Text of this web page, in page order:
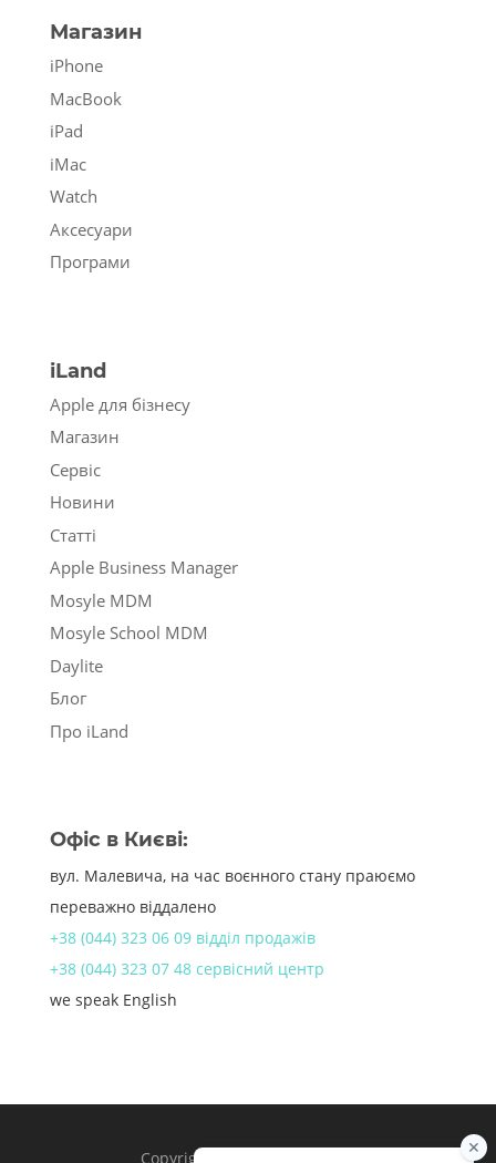
Магазин
iPhone
MacBook
iPad
iMac
Watch
Аксесуари
Програми
iLand
Apple для бізнесу
Магазин
Сервіс
Новини
Статті
Apple Business Manager
Mosyle MDM
Mosyle School MDM
Daylite
Блог
Про iLand
Офіс в Києві:
вул. Малевича, на час воєнного стану праюємо
переважно віддалено
+38 (044) 323 06 09 відділ продажів
+38 (044) 323 07 48 сервісний центр
we speak English
Copyright 1998 – 2024 iLand.